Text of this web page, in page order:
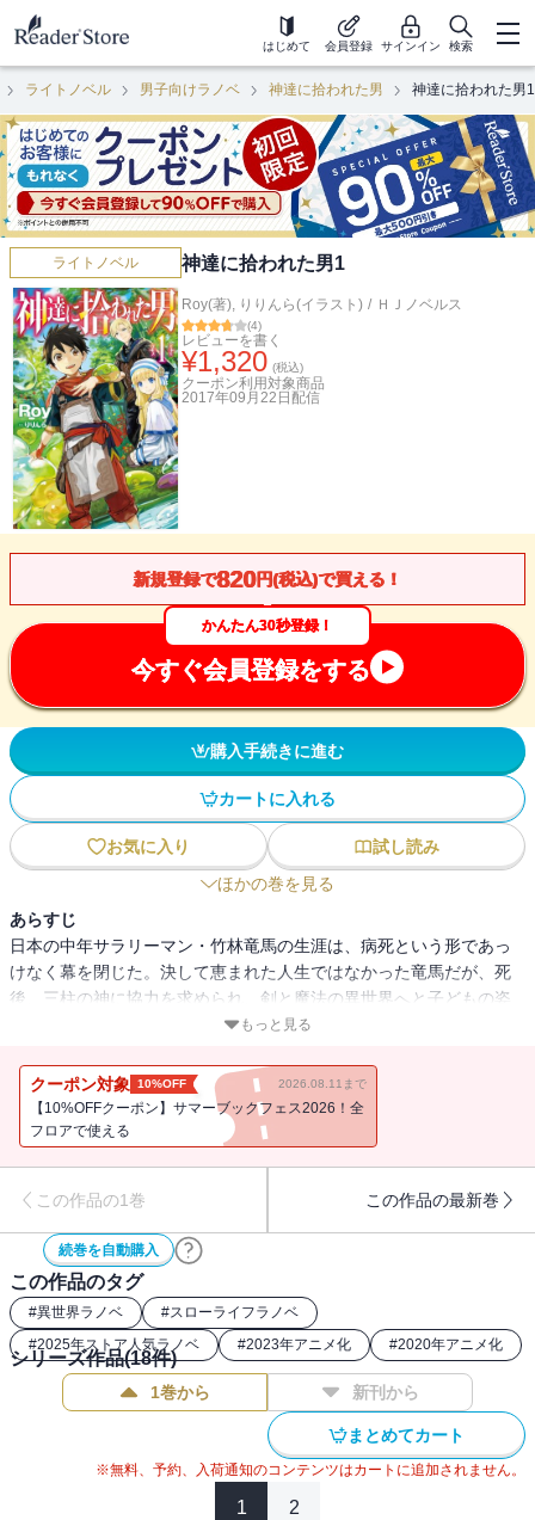
はじめて 会員登録 サインイン 検索
ライトノベル 男子向けラノベ 神達に拾われた男 神達に拾われた男1
ライトノベル 神達に拾われた男1
Roy(著), りりんら(イラスト) / ＨＪノベルス
(4)
レビューを書く
¥1,320 (税込)
クーポン利用対象商品
2017年09月22日 配信
新規登録で820円(税込)で買える！
かんたん30秒登録！
今すぐ会員登録をする
購入手続きに進む
カートに入れる
お気に入り
試し読み
ほかの巻を見る
あらすじ
日本の中年サラリーマン・竹林竜馬の生涯は、病死という形であっ
けなく幕を閉じた。決して恵まれた人生ではなかった竜馬だが、死
後、三柱の神に協力を求められ、剣と魔法の異世界へと子どもの姿
で転生することに！ 神々から手厚い加護を貰い受け、ひとまずは
中、竜馬が最も熱心に取り組んだのは、使役したスライムたちの研
究で!? 多種多様なスライムたち（新種含む）を従えて、優しい人々
と触れ合いながら第二の人生を謳歌する異世界スローライフファン
もっと見る
クーポン対象 10%OFF 2026.08.11まで
【10%OFFクーポン】サマーブックフェス2026！全
フロアで使える
この作品の1巻 この作品の最新巻
続巻を自動購入
この作品のタグ
#異世界ラノベ #スローライフラノベ
#2025年ストア人気ラノベ #2023年アニメ化 #2020年アニメ化
シリーズ作品(18件)
1巻から 新刊から
まとめてカート
※無料、予約、入荷通知のコンテンツはカートに追加されません。
1 2